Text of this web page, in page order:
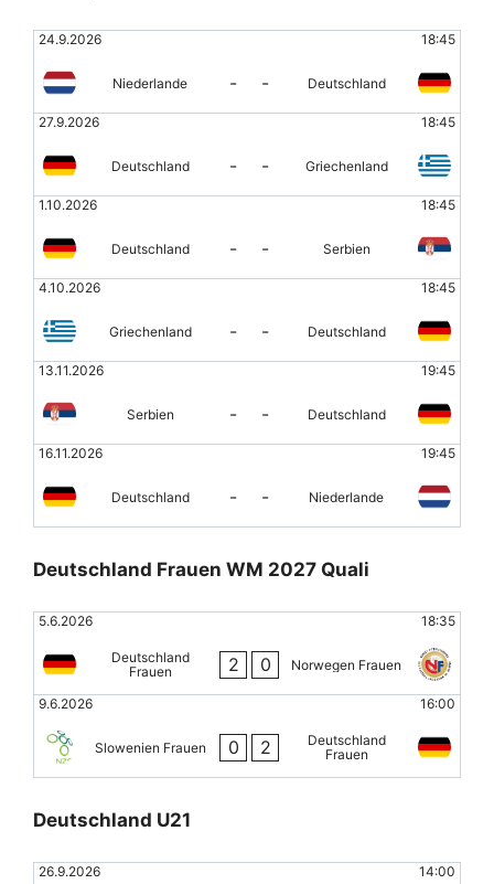
24.9.2026 18:45
Niederlande - - Deutschland
27.9.2026 18:45
Deutschland - - Griechenland
1.10.2026 18:45
Deutschland - - Serbien
4.10.2026 18:45
Griechenland - - Deutschland
13.11.2026 19:45
Serbien - - Deutschland
16.11.2026 19:45
Deutschland - - Niederlande
Deutschland Frauen WM 2027 Quali
5.6.2026 18:35
Deutschland
Frauen
2 0 Norwegen Frauen
9.6.2026 16:00
Slowenien Frauen 0 2
Deutschland
Frauen
Deutschland U21
26.9.2026 14:00